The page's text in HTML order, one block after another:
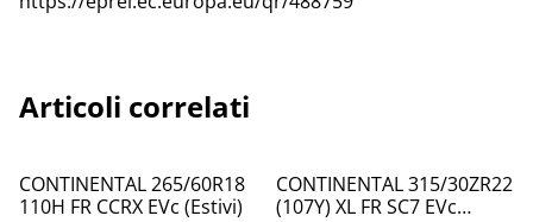
Articoli correlati
%
CONTINENTAL 265/60R18
110H FR CCRX EVc (Estivi)
%
CONTINENTAL 315/30ZR22
(107Y) XL FR SC7 EVc